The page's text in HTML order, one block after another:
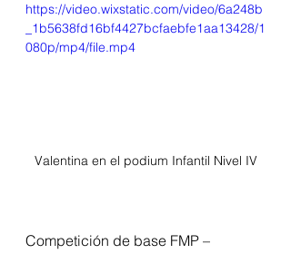
https://video.wixstatic.com/video/6a248b
_1b5638fd16bf4427bcfaebfe1aa13428/1
080p/mp4/file.mp4
Valentina en el podium Infantil Nivel IV
Competición de base FMP –